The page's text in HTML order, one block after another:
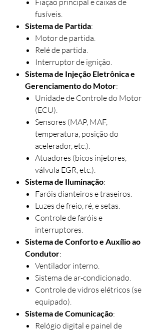
Fiação principal e caixas de
fusíveis.
Sistema de Partida:
Motor de partida.
Relé de partida.
Interruptor de ignição.
Sistema de Injeção Eletrônica e
Gerenciamento do Motor:
Unidade de Controle do Motor
(ECU).
Sensores (MAP, MAF,
temperatura, posição do
acelerador, etc.).
Atuadores (bicos injetores,
válvula EGR, etc.).
Sistema de Iluminação:
Faróis dianteiros e traseiros.
Luzes de freio, ré, e setas.
Controle de faróis e
interruptores.
Sistema de Conforto e Auxílio ao
Condutor:
Ventilador interno.
Sistema de ar-condicionado.
Controle de vidros elétricos (se
equipado).
Sistema de Comunicação:
Relógio digital e painel de